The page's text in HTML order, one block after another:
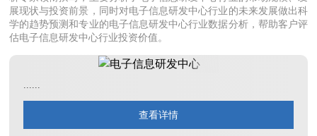
展现状与投资前景，同时对电子信息研发中心行业的未来发展做出科
学的趋势预测和专业的电子信息研发中心行业数据分析，帮助客户评
估电子信息研发中心行业投资价值。
......
查看详情